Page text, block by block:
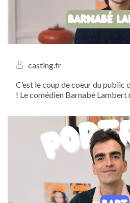
casting.fr
C’est le coup de coeur du public
! Le comédien Barnabé Lambert